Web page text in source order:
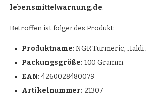
lebensmittelwarnung.de.
Betroffen ist folgendes Produkt:
Produktname: NGR Turmeric,
Packungsgröße: 100 Gramm
EAN: 4260028480079
Artikelnummer: 21307